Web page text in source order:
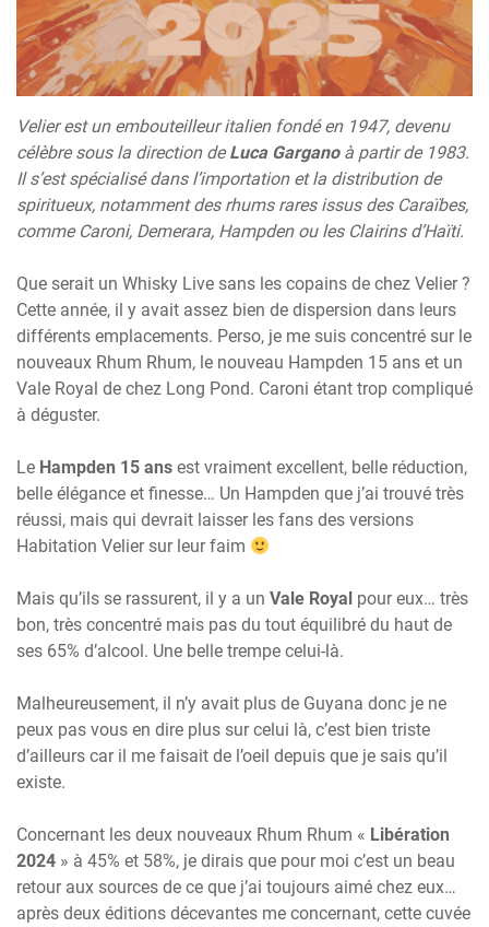
Velier est un embouteilleur italien fondé en 1947, devenu
célèbre sous la direction deLuca Garganoà partir de 1983.
Il s’est spécialisé dans l’importation et la distribution de
spiritueux, notamment des rhums rares issus des Caraïbes,
comme Caroni, Demerara, Hampden ou les Clairins d’Haïti.
Que serait un Whisky Live sans les copains de chez Velier ?
Cette année, il y avait assez bien de dispersion dans leurs
différents emplacements. Perso, je me suis concentré sur le
nouveaux Rhum Rhum, le nouveau Hampden 15 ans et un
Vale Royal de chez Long Pond. Caroni étant trop compliqué
à déguster.
Le Hampden 15 ans est vraiment excellent, belle réduction,
belle élégance et finesse… Un Hampden que j’ai trouvé très
réussi, mais qui devrait laisser les fans des versions
Habitation Velier sur leur faim
Mais qu’ils se rassurent, il y a un Vale Royal pour eux… très
bon, très concentré mais pas du tout équilibré du haut de
ses 65% d’alcool. Une belle trempe celui-là.
Malheureusement, il n’y avait plus de Guyana donc je ne
peux pas vous en dire plus sur celui là, c’est bien triste
d’ailleurs car il me faisait de l’oeil depuis que je sais qu’il
existe.
Concernant les deux nouveaux Rhum Rhum « Libération
2024 » à 45% et 58%, je dirais que pour moi c’est un beau
retour aux sources de ce que j’ai toujours aimé chez eux…
après deux éditions décevantes me concernant, cette cuvée